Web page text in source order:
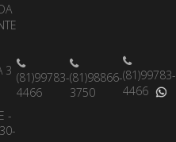
3
-
(81)99783-
4466
(81)98866-
3750
(81)99783-
4466